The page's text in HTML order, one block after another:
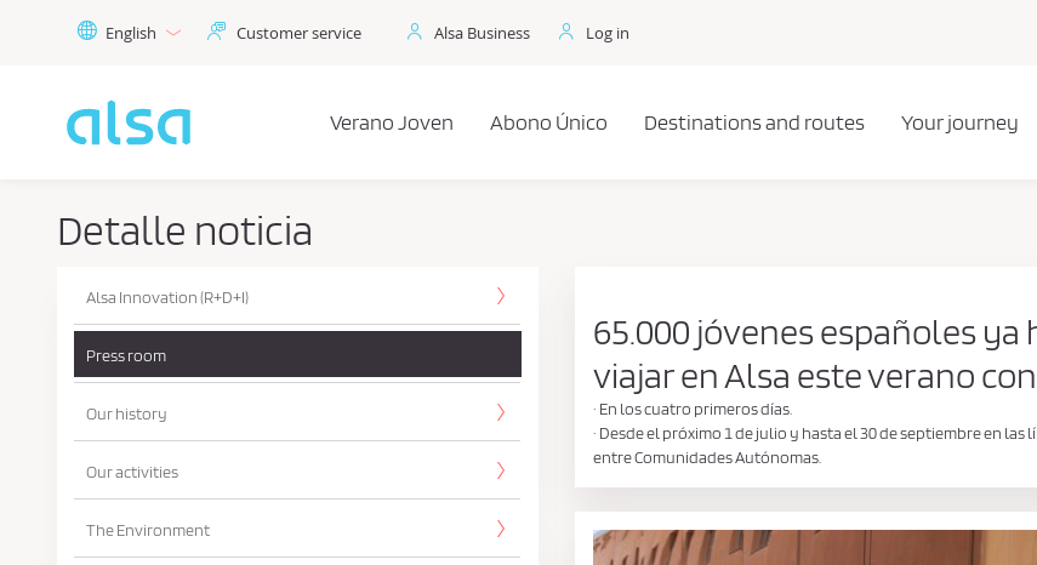
Skip to Main Content
English Customer service Alsa Business Log in
Verano Joven Abono Único Destinations and routes Your journey
Detalle noticia
Alsa Innovation (R+D+I)
Press room
Our history
Our activities
The Environment
65.000 jóvenes españoles
viajar en Alsa este verano
· En los cuatro primeros días.
· Desde el próximo 1 de julio y hasta el 30 de septiembre en
entre Comunidades Autónomas.